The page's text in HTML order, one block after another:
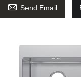
 Send Email